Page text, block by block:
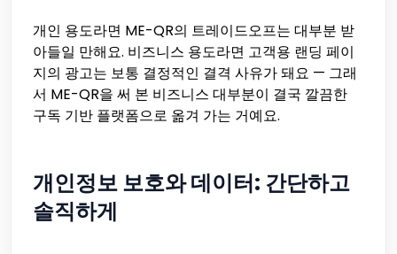
개인 용도라면 ME-QR의 트레이드오프는 대부분 받
아들일 만해요. 비즈니스 용도라면 고객용 랜딩 페이
지의 광고는 보통 결정적인 결격 사유가 돼요 — 그래
서 ME-QR을 써 본 비즈니스 대부분이 결국 깔끔한
구독 기반 플랫폼으로 옮겨 가는 거예요.
개인정보 보호와 데이터: 간단하고
솔직하게